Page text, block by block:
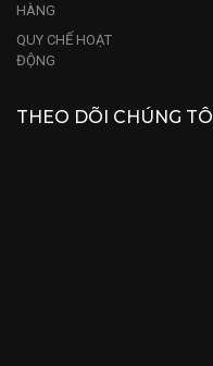
HÀNG
QUY CHẾ HOẠT
ĐỘNG
THEO DÕI CHÚNG TÔI